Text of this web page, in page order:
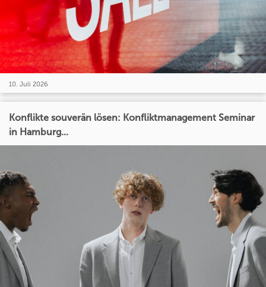
10. Juli 2026
Konflikte souverän lösen: Konfliktmanagement Seminar
in Hamburg...